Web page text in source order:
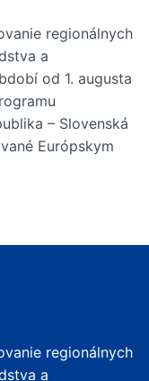
regionálnych
a
od 1. augusta
– Slovenská
Európskym
regionálnych
a